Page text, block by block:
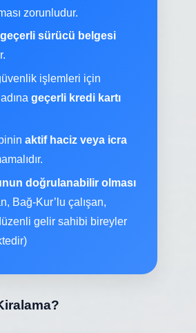
zorunludur.
geçerli sürücü belgesi
işlemleri için
geçerli kredi kartı
aktif haciz veya icra
doğrulanabilir olması
Bağ-Kur’lu çalışan,
gelir sahibi bireyler